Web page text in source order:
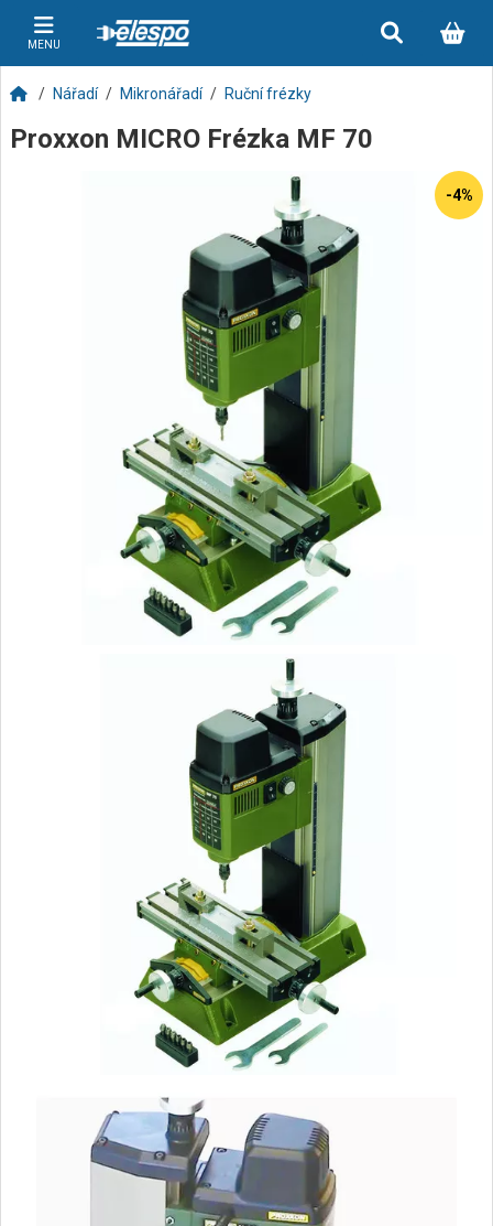
MENU
Nářadí Mikronářadí Ruční frézky
Proxxon MICRO Frézka MF 70
-4%